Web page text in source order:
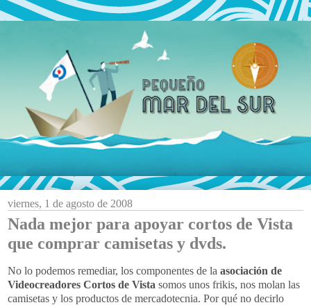
viernes, 1 de agosto de 2008
Nada mejor para apoyar cortos de Vista
que comprar camisetas y dvds.
No lo podemos remediar, los componentes de la asociación de
Videocreadores Cortos de Vista somos unos frikis, nos molan las
camisetas y los productos de mercadotecnia. Por qué no decirlo